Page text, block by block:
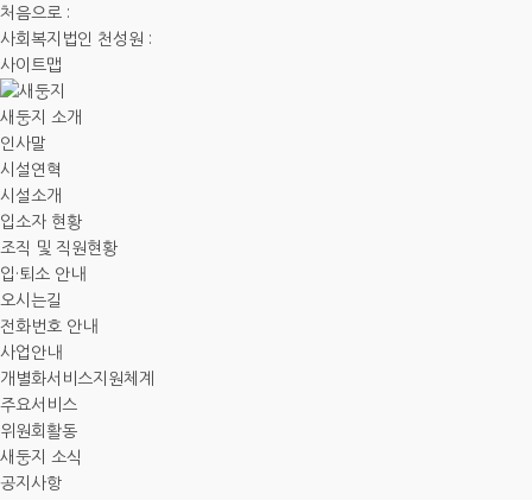
처음으로 :
사회복지법인 천성원 :
사이트맵
새둥지 소개
인사말
시설연혁
시설소개
입소자 현황
조직 및 직원현황
입·퇴소 안내
오시는길
전화번호 안내
사업안내
개별화서비스지원체계
주요서비스
위원회활동
새둥지 소식
공지사항